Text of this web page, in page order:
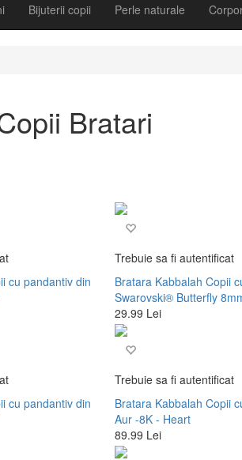
Bijuterii copii Perle naturale
Bratari
cu pandantiv din
Trebuie sa fi autentificat
Bratara Kabbalah Copii
Swarovski® Butterfly
29.99 Lei
cu pandantiv din
Trebuie sa fi autentificat
Bratara Kabbalah Copii
Aur -8K - Heart
89.99 Lei